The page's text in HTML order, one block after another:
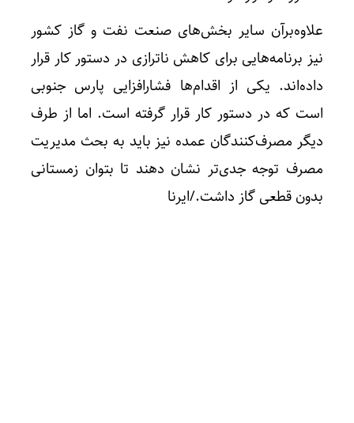
علاوه‌برآن سایر بخش‌های صنعت نفت و گاز کشور
نیز برنامه‌هایی برای کاهش ناترازی در دستور کار قرار
داده‌اند. یکی از اقدام‌ها فشارافزایی پارس جنوبی
است که در دستور کار قرار گرفته است. اما از طرف
دیگر مصرف‌کنندگان عمده نیز باید به بحث مدیریت
مصرف توجه جدی‌تر نشان دهند تا بتوان زمستانی
بدون قطعی گاز داشت./ایرنا